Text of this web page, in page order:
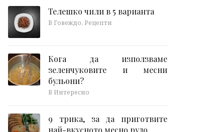
Телешко чили в 5 варианта
В Говеждо, Рецепти
Кога да използваме
зеленчуковите и месни
бульони?
В Интересно
9 трика, за да приготвите
най-вкусното месно руло